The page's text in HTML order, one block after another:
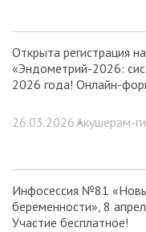
Открыта регистрация
«Эндометрий-2026:
2026 года! Онлайн-
26.03.2026 •Акушерам-
Инфосессия №81
беременности», 8
Участие бесплатное!